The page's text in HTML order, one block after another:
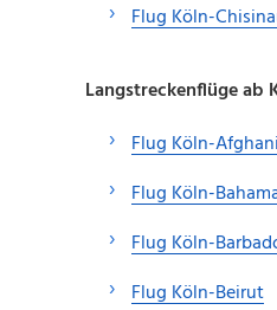
Flug Köln-
Langstreckenflüge ab
Flug Köln-
Flug Köln-
Flug Köln-
Flug Köln-Beirut